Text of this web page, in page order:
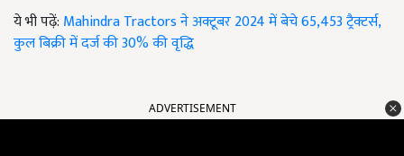
ये भी पढ़ें: Mahindra Tractors ने अक्टूबर 2024 में बेचे 65,453 ट्रैक्टर्स,
कुल बिक्री में दर्ज की 30% की वृद्धि
ADVERTISEMENT